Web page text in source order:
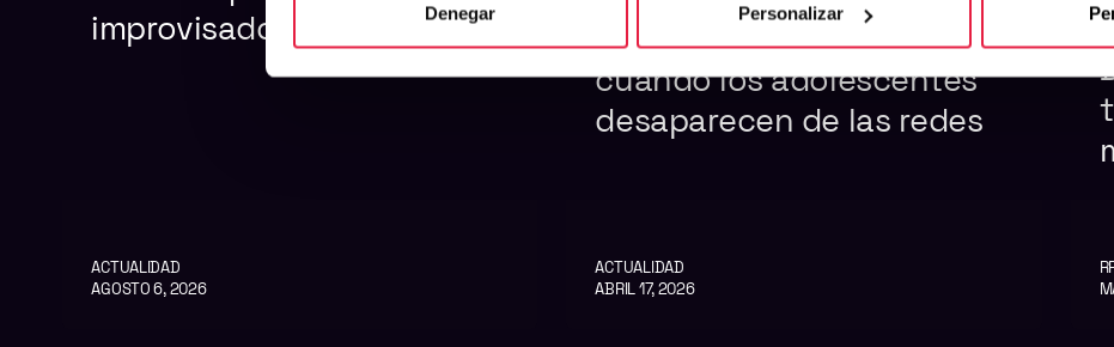
Denegar Personalizar
improvisado, pero no lo es
ACTUALIDAD
AGOSTO 6, 2026
Qué pasa con la publicidad
cuando los adolescentes
desaparecen de las redes
ACTUALIDAD
ABRIL 17, 2026